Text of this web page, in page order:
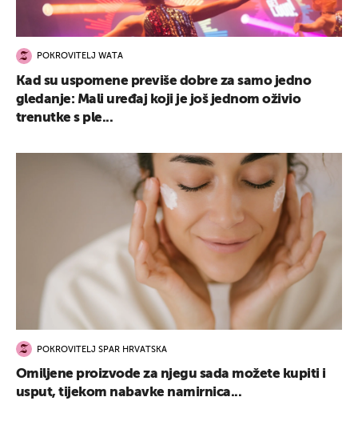
POKROVITELJ WATA
Kad su uspomene previše dobre za samo jedno
gledanje: Mali uređaj koji je još jednom oživio
trenutke s ple...
POKROVITELJ SPAR HRVATSKA
Omiljene proizvode za njegu sada možete kupiti i
usput, tijekom nabavke namirnica...